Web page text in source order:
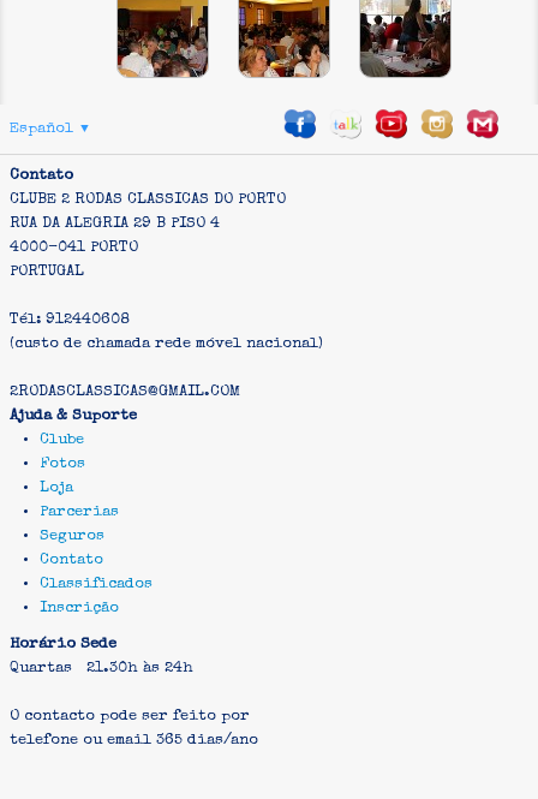
Español ▼
Contato
CLUBE 2 RODAS CLASSICAS DO PORTO
RUA DA ALEGRIA 29 B PISO 4
4000-041 PORTO
PORTUGAL
Tél: 912440608
(custo de chamada rede móvel nacional)
2RODASCLASSICAS@GMAIL.COM
Ajuda & Suporte
Clube
Fotos
Loja
Parcerias
Seguros
Contato
Classificados
Inscrição
Horário Sede
Quartas 21.30h às 24h
O contacto pode ser feito por
telefone ou email 365 dias/ano